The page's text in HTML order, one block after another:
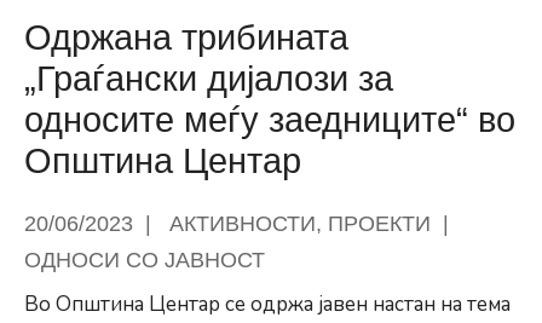
Одржана трибината
„Граѓански дијалози за
односите меѓу заедниците“ во
Општина Центар
20/06/2023 | АКТИВНОСТИ, ПРОЕКТИ |
ОДНОСИ СО ЈАВНОСТ
Во Општина Центар се одржа јавен настан на тема